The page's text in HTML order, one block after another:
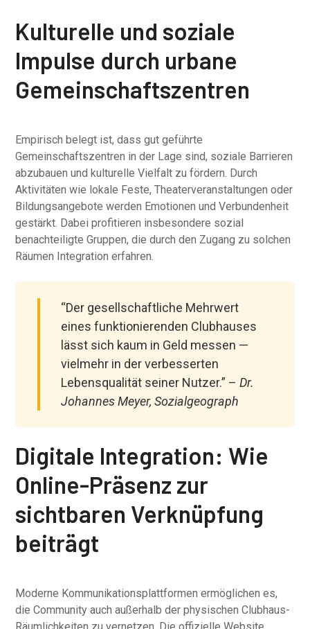
Kulturelle und soziale
Impulse durch urbane
Gemeinschaftszentren
Empirisch belegt ist, dass gut geführte
Gemeinschaftszentren in der Lage sind, soziale Barrieren
abzubauen und kulturelle Vielfalt zu fördern. Durch
Aktivitäten wie lokale Feste, Theaterveranstaltungen oder
Bildungsangebote werden Emotionen und Verbundenheit
gestärkt. Dabei profitieren insbesondere sozial
benachteiligte Gruppen, die durch den Zugang zu solchen
Räumen Integration erfahren.
“Der gesellschaftliche Mehrwert
eines funktionierenden Clubhauses
lässt sich kaum in Geld messen —
vielmehr in der verbesserten
Lebensqualität seiner Nutzer.” –Dr.
Johannes Meyer, Sozialgeograph
Digitale Integration: Wie
Online-Präsenz zur
sichtbaren Verknüpfung
beiträgt
Moderne Kommunikationsplattformen ermöglichen es,
die Community auch außerhalb der physischen Clubhaus-